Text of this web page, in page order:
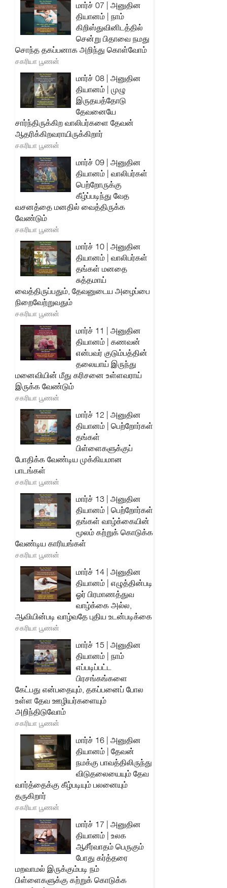
மார்ச் 07 | அனுதின
தியானம் | நாம்
கிறிஸ்துவினிடத்தில்
சென்று பிதாவை நமது
சொந்த தகப்பனாக அறிந்து கொள்வோம்
சகரியா பூணன்
மார்ச் 08 | அனுதின
தியானம் | முழு
இருதயத்தோடு
தேவனையே
சார்ந்திருக்கிற வாலிபர்களை தேவன்
ஆதரிக்கிறவராயிருக்கிறார்
சகரியா பூணன்
மார்ச் 09 | அனுதின
தியானம் | வாலிபர்கள்
பெற்றோருக்கு
கீழ்ப்படிந்து வேத
வசனத்தை மனதில் வைத்திருக்க
வேண்டும்
சகரியா பூணன்
மார்ச் 10 | அனுதின
தியானம் | வாலிபர்கள்
தங்கள் மனதை
சுத்தமாய்
வைத்திருப்பதும், தேவனுடைய அழைப்பை
நிறைவேற்றுவதும்
சகரியா பூணன்
மார்ச் 11 | அனுதின
தியானம் | கணவன்
என்பவர் குடும்பத்தின்
தலையாய் இருந்து
மனைவியின் மீது கரிசனை உள்ளவராய்
இருக்க வேண்டும்
சகரியா பூணன்
மார்ச் 12 | அனுதின
தியானம் | பெற்றோர்கள்
தங்கள்
பிள்ளைகளுக்குப்
போதிக்க வேண்டிய முக்கியமான
பாடங்கள்
சகரியா பூணன்
மார்ச் 13 | அனுதின
தியானம் | பெற்றோர்கள்
தங்கள் வாழ்க்கையின்
மூலம் கற்றுக் கொடுக்க
வேண்டிய காரியங்கள்
சகரியா பூணன்
மார்ச் 14 | அனுதின
தியானம் | எழுத்தின்படி
ஓர் பிரமாணத்துவ
வாழ்க்கை அல்ல,
ஆவியின்படி வாழ்வதே புதிய உடன்படிக்கை
சகரியா பூணன்
மார்ச் 15 | அனுதின
தியானம் | நாம்
எப்படிப்பட்ட
பிரசங்கங்களை
கேட்பது என்பதையும், தகப்பனைப் போல
உள்ள தேவ ஊழியர்களையும்
அறிந்திடுவோம்
சகரியா பூணன்
மார்ச் 16 | அனுதின
தியானம் | தேவன்
நமக்கு பாவத்திலிருந்து
விடுதலையையும் தேவ
வார்த்தைக்கு கீழ்படியும் பலனையும்
தருகிறார்
சகரியா பூணன்
மார்ச் 17 | அனுதின
தியானம் | உலக
ஆசீர்வாதம் பெருகும்
போது கர்த்தரை
மறவாமல் இருக்கும்படி நம்
பிள்ளைகளுக்கு கற்றுக் கொடுக்க